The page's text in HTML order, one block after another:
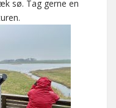
sø. Tag gerne en